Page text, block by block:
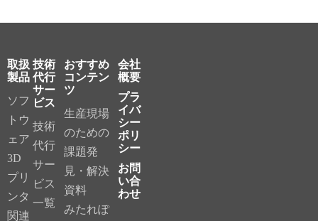
取扱
製品
ソフ
トウ
ェア
3D
プリ
ンタ
関連
技術
代行
サー
ビス
技術
代行
サー
ビス
一覧
おすすめ
コンテン
ツ
生産現場
のための
課題発
見・解決
資料
みたれぽ
会社
概要
プラ
イバ
シー
ポリ
シー
お問
い合
わせ